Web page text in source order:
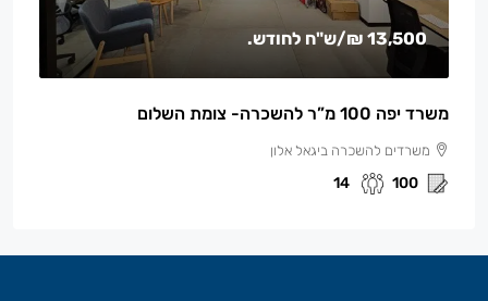
13,500 ₪ /ש"ח לחודש.
משרד יפה 100 מ”ר להשכרה- צומת השלום
משרדים להשכרה ביגאל אלון
100
14